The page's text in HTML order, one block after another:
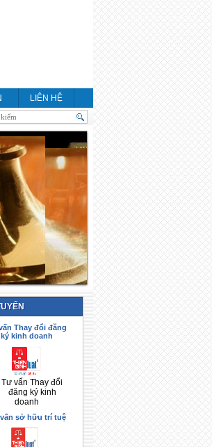
LIÊN HỆ
Thay đổi đăng
ký kinh doanh
sở hữu trí tuệ